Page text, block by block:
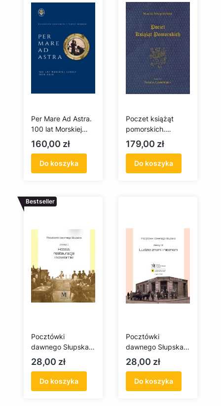
Per Mare Ad Astra.
100 lat Morskiej
Szkoły 1920-2020
Cena
160,00 zł
Do koszyka
Poczet książąt
pomorskich.
Dynastia Gryfitów
1119-1637
Cena
179,00 zł
Do koszyka
Bestseller
Pocztówki
dawnego Słupska.
Hotele, restauracje i
kawiarnie
Cena
28,00 zł
Do koszyka
Pocztówki
dawnego Słupska.
Ludzie znani i
nieznani
Cena
28,00 zł
Do koszyka